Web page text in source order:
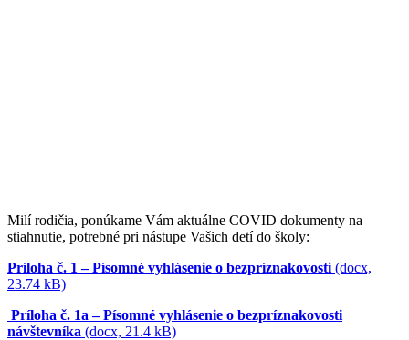
Milí rodičia, ponúkame Vám aktuálne COVID dokumenty na
stiahnutie, potrebné pri nástupe Vašich detí do školy:
Príloha č. 1 – Písomné vyhlásenie o bezpríznakovosti (docx,
23.74 kB)
Príloha č. 1a – Písomné vyhlásenie o bezpríznakovosti
návštevníka (docx, 21.4 kB)